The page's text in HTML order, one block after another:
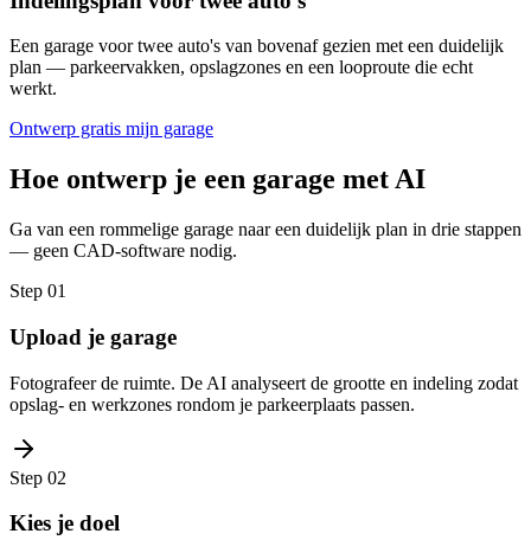
Een garage voor twee auto's van bovenaf gezien met een duidelijk
plan — parkeervakken, opslagzones en een looproute die echt
werkt.
Ontwerp gratis mijn garage
Hoe ontwerp je een garage met AI
Ga van een rommelige garage naar een duidelijk plan in drie stappen
— geen CAD-software nodig.
Step 01
Upload je garage
Fotografeer de ruimte. De AI analyseert de grootte en indeling zodat
opslag- en werkzones rondom je parkeerplaats passen.
Step 02
Kies je doel